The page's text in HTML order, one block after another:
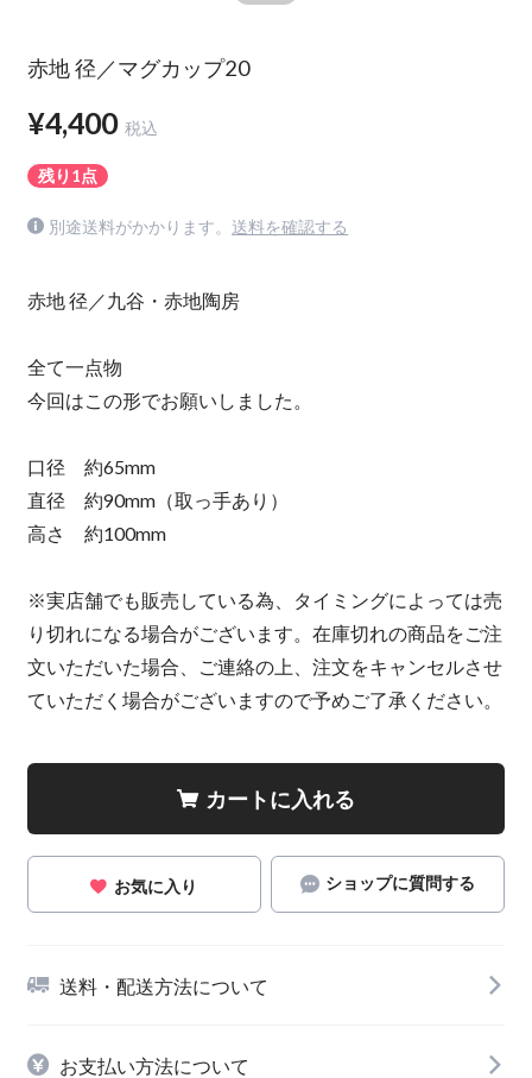
赤地 径／マグカップ20
¥4,400 税込
残り1点
別途送料がかかります。 送料を確認する
赤地 径／九谷・赤地陶房
全て一点物
今回はこの形でお願いしました。
口径 約65mm
直径 約90mm（取っ手あり）
高さ 約100mm
※実店舗でも販売している為、タイミングによっては売
り切れになる場合がございます。在庫切れの商品をご注
文いただいた場合、ご連絡の上、注文をキャンセルさせ
ていただく場合がございますので予めご了承ください。
カートに入れる
お気に入り ショップに質問する
送料・配送方法について
お支払い方法について